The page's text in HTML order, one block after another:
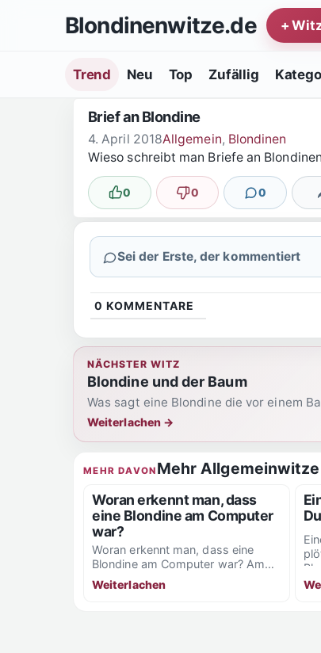
Zum Inhalt springenBlondinenwitze.de +
Trend Neu Top Zufällig
Brief an Blondine
4. April 2018Allgemein, Blondinen
Wieso schreibt man Briefe an
Lustig
0 Nicht lustig
0 0
Sei der Erste, der kommentiert
0 KOMMENTARE
NÄCHSTER WITZ
Blondine und der Baum
Was sagt eine Blondine die vor einem
Weiterlachen →
MEHR DAVON Mehr Allgemeinwitze
Woran erkennt man, dass
eine Blondine am Computer
war?
Woran erkennt man, dass eine
Blondine am Computer war? Am
Tipp-Ex auf dem Bildschirm.
Weiterlachen